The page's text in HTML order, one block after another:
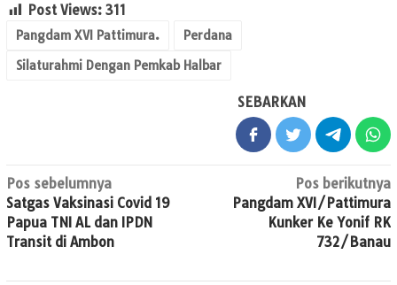
Post Views: 311
Pangdam XVI Pattimura.
Perdana
Silaturahmi Dengan Pemkab Halbar
SEBARKAN
Navigasi
pos
Pos sebelumnya
Satgas Vaksinasi Covid 19
Papua TNI AL dan IPDN
Transit di Ambon
Pos berikutnya
Pangdam XVI/Pattimura
Kunker Ke Yonif RK
732/Banau